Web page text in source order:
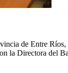
de Entre
la Directora del